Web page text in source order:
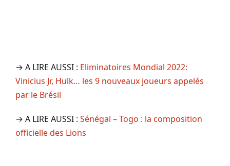
→ A LIRE AUSSI : Eliminatoires Mondial 2022:
Vinicius Jr, Hulk… les 9 nouveaux joueurs appelés
par le Brésil
→ A LIRE AUSSI : Sénégal – Togo : la composition
officielle des Lions